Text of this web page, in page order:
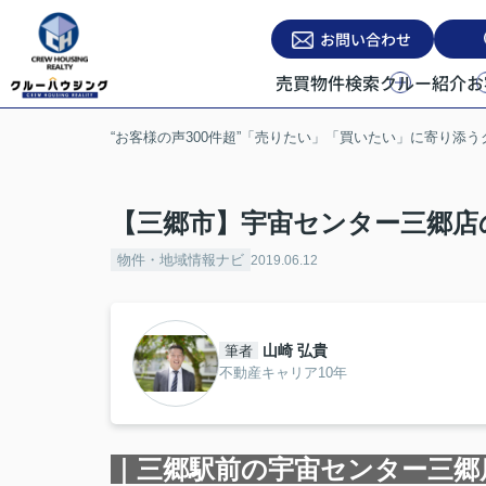
お問い合わせ
売買物件検索クルー紹介
“お客様の声300件超”「売りたい」「買いたい」に寄り添
【三郷市】宇宙センター三郷
物件・地域情報ナビ 2019.06.12
筆者 山崎 弘貴
不動産キャリア10年
｜三郷駅前の宇宙センター三